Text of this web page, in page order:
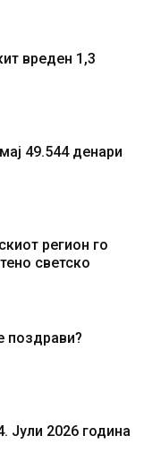
вреден 1,3
49.544 денари
регион го
светско
поздрави?
Јули 2026 година